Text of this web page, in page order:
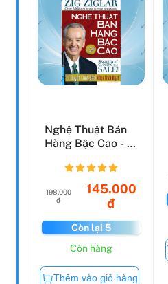
Nghệ Thuật Bán
Hàng Bậc Cao - Bí
198.000
đ
145.000
đ
Còn lại 5
Còn hàng
Thêm vào giỏ hàng